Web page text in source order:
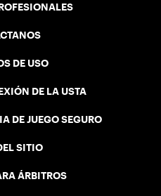
DE USO
DE LA USTA
DE JUEGO SEGURO
SITIO
ÁRBITROS